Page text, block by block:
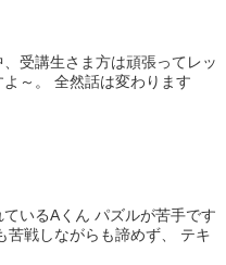
受講生さま方は頑張ってレッ
～。 全然話は変わります
いるAくん パズルが苦手です
苦戦しながらも諦めず、 テキ